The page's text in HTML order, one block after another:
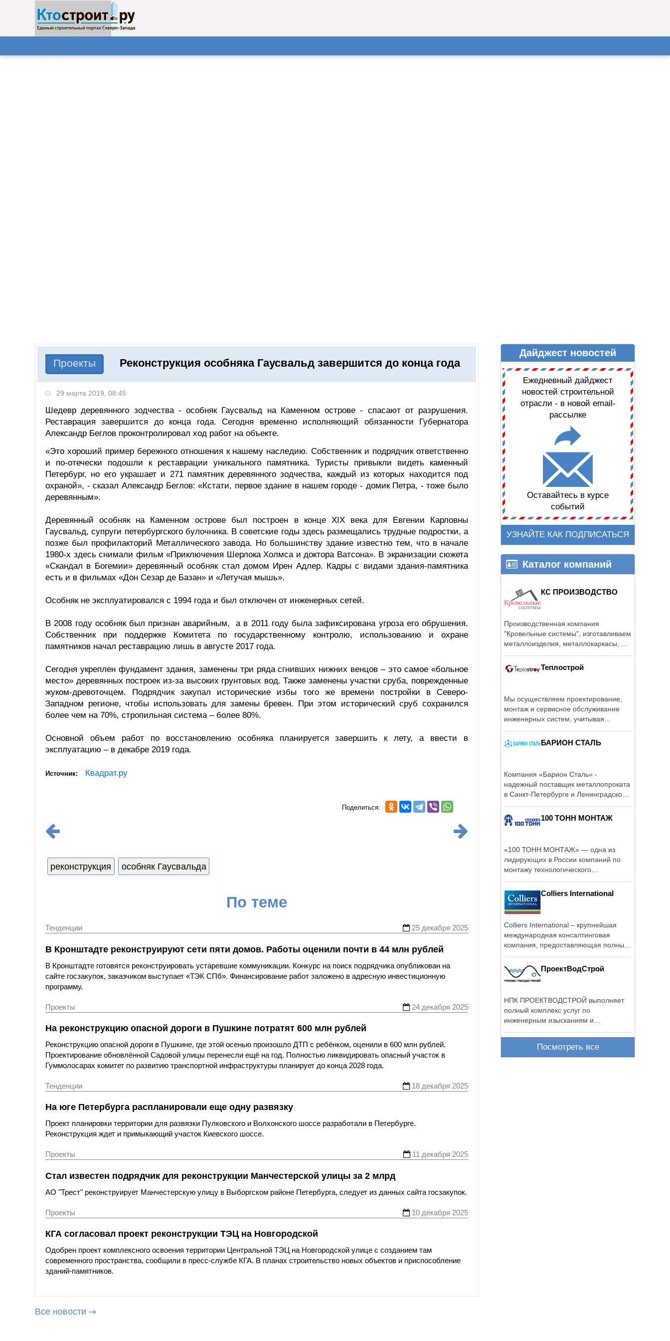
Поиск
НОВОСТИ ДАЙДЖЕСТ НОВОСТЕЙ
Проекты Реконструкция особняка Гаусвальд завершится до конца года
29 марта 2019, 08:45
Шедевр деревянного зодчества - особняк Гаусвальд на Каменном острове - спасают от разрушения.
Реставрация завершится до конца года. Сегодня временно исполняющий обязанности Губернатора
Александр Беглов проконтролировал ход работ на объекте.
«Это хороший пример бережного отношения к нашему наследию. Собственник и подрядчик ответственно
и по-отечески подошли к реставрации уникального памятника. Туристы привыкли видеть каменный
Петербург, но его украшает и 271 памятник деревянного зодчества, каждый из которых находится под
охраной», - сказал Александр Беглов: «Кстати, первое здание в нашем городе - домик Петра, - тоже было
деревянным».
Деревянный особняк на Каменном острове был построен в конце XIX века для Евгении Карловны
Гаусвальд, супруги петербургского булочника. В советские годы здесь размещались трудные подростки, а
позже был профилакторий Металлического завода. Но большинству здание известно тем, что в начале
1980-х здесь снимали фильм «Приключения Шерлока Холмса и доктора Ватсона». В экранизации сюжета
«Скандал в Богемии» деревянный особняк стал домом Ирен Адлер. Кадры с видами здания-памятника
есть и в фильмах «Дон Сезар де Базан» и «Летучая мышь».
Особняк не эксплуатировался с 1994 года и был отключен от инженерных сетей.
В 2008 году особняк был признан аварийным, а в 2011 году была зафиксирована угроза его обрушения.
Собственник при поддержке Комитета по государственному контролю, использованию и охране
памятников начал реставрацию лишь в августе 2017 года.
Сегодня укреплен фундамент здания, заменены три ряда сгнивших нижних венцов – это самое «больное
место» деревянных построек из-за высоких грунтовых вод. Также заменены участки сруба, поврежденные
жуком-древоточцем. Подрядчик закупал исторические избы того же времени постройки в Северо-
Западном регионе, чтобы использовать для замены бревен. При этом исторический сруб сохранился
более чем на 70%, стропильная система – более 80%.
Основной объем работ по восстановлению особняка планируется завершить к лету, а ввести в
эксплуатацию – в декабре 2019 года.
Источник: Квадрат.ру
Поделиться:
реконструкция особняк Гаусвальда
По теме
Тенденции 25 декабря 2025
В Кронштадте реконструируют сети пяти домов. Работы оценили почти в 44 млн рублей
В Кронштадте готовятся реконструировать устаревшие коммуникации. Конкурс на поиск подрядчика опубликован на
сайте госзакупок, заказчиком выступает «ТЭК СПб». Финансирование работ заложено в адресную инвестиционную
программу.
Проекты 24 декабря 2025
На реконструкцию опасной дороги в Пушкине потратят 600 млн рублей
Реконструкцию опасной дороги в Пушкине, где этой осенью произошло ДТП с ребёнком, оценили в 600 млн рублей.
Проектирование обновлённой Садовой улицы перенесли ещё на год. Полностью ликвидировать опасный участок в
Гуммолосарах комитет по развитию транспортной инфраструктуры планирует до конца 2028 года.
Тенденции 18 декабря 2025
На юге Петербурга распланировали еще одну развязку
Проект планировки территории для развязки Пулковского и Волхонского шоссе разработали в Петербурге.
Реконструкция ждет и примыкающий участок Киевского шоссе.
Проекты 11 декабря 2025
Стал известен подрядчик для реконструкции Манчестерской улицы за 2 млрд
АО "Трест" реконструирует Манчестерскую улицу в Выборгском районе Петербурга, следует из данных сайта госзакупок.
Проекты 10 декабря 2025
КГА согласовал проект реконструкции ТЭЦ на Новгородской
Одобрен проект комплексного освоения территории Центральной ТЭЦ на Новгородской улице с созданием там
современного пространства, сообщили в пресс-службе КГА. В планах строительство новых объектов и приспособление
зданий-памятников.
Все новости
Дайджест новостей
Ежедневный дайджест
новостей строительной
отрасли - в новой email-
рассылке
Оставайтесь в курсе
событий
УЗНАЙТЕ КАК ПОДПИСАТЬСЯ
Каталог компаний
КС ПРОИЗВОДСТВО
Производственная компания
"Кровельные системы", изготавливаем
металлоизделия, металлокаркасы, ...
Теплострой
Мы осуществляем проектирование,
монтаж и сервисное обслуживание
инженерных систем, учитывая
БАРИОН СТАЛЬ
Компания «Барион Сталь» -
надежный поставщик металлопроката
в Санкт-Петербурге и Ленинградской
100 ТОНН МОНТАЖ
«100 ТОНН МОНТАЖ» — одна из
лидирующих в России компаний по
монтажу технологического
Colliers International
Colliers International – крупнейшая
международная консалтинговая
компания, предоставляющая полный
ПроектВодСтрой
НПК ПРОЕКТВОДСТРОЙ выполняет
полный комплекс услуг по
инженерным изысканиям и
Посмотреть все